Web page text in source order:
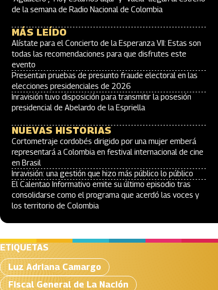
de la semana de Radio Nacional de Colombia
MÁS LEÍDO
Alístate para el Concierto de la Esperanza VII: Estas son
todas las recomendaciones para que disfrutes este
evento
Presentan pruebas de presunto fraude electoral en las
elecciones presidenciales de 2026
Inravisión tuvo disposición para transmitir la posesión
presidencial de Abelardo de la Espriella
NUEVAS HISTORIAS
Cortometraje cordobés dirigido por una mujer emberá
representará a Colombia en festival internacional de cine
en Brasil
Inravisión: una gestión que hizo más público lo público
El Calentao Informativo emite su último episodio tras
consolidarse como el programa que acerdó las voces y
los territorio de Colombia
ETIQUETAS
Luz Adriana Camargo
Fiscal General de La Nación